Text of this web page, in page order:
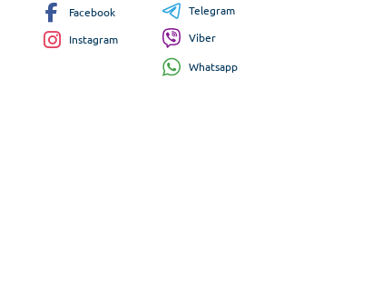
Facebook
Instagram
Telegram
Viber
Whatsapp